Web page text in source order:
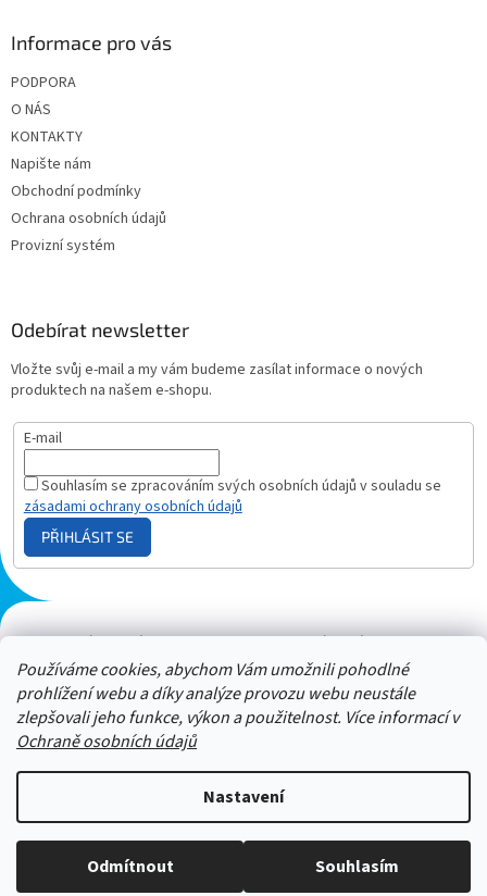
Používáme cookies, abychom Vám umožnili pohodlné
prohlížení webu a díky analýze provozu webu neustále
zlepšovali jeho funkce, výkon a použitelnost. Více informací v
Ochraně osobních údajů
Nastavení
Odmítnout Souhlasím
Stačí nám zavolat a zeptat se :-)
Informace pro vás
PODPORA
O NÁS
KONTAKTY
Napište nám
Obchodní podmínky
Ochrana osobních údajů
Provizní systém
Odebírat newsletter
Vložte svůj e-mail a my vám budeme zasílat informace o nových
produktech na našem e-shopu.
E-mail
Souhlasím se zpracováním svých osobních údajů v souladu se
zásadami ochrany osobních údajů
PŘIHLÁSIT SE
Plazmový generátor.cz Heureka - hodnocení Solárne panely.sk
Parasite zapper
Copyright 2026ZAPPER-CENTRUM.cz . Všechna práva vyhrazena.